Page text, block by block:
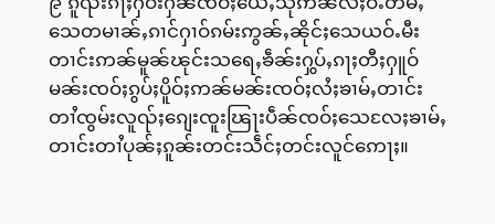
သေတမၢၼ်ႇၵၢင်ႁၢဝ်ၵမ်းဢွၼ်ႇၼိုင်ႈသေယဝ်ႉမီး
တၢင်းဢၼ်မူၼ်ၽုင်းသရေႇၶဵၼ်းႁွပ်ႇၵႃႈတီႈႁူဝ်
မၼ်းၸဝ်ႈၵွပ်ႈပိူဝ်ႈဢၼ်မၼ်းၸဝ်ႈလႆႈၶၢမ်ႇတၢင်း
တၢႆၸွမ်းလူၺ်ႈၵျေးၸူးၽြႃးပဵၼ်ၸဝ်ႈသေလႄႈၶၢမ်ႇ
တၢင်းတၢႆပုၼ်ႈၵူၼ်းတင်းသဵင်ႈတင်းလူင်ဢေႃႈ။